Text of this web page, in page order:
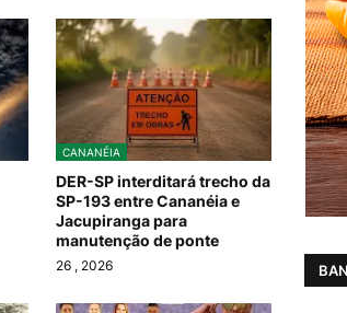
CANANÉIA
DER-SP interditará trecho da
SP-193 entre Cananéia e
Jacupiranga para
manutenção de ponte
26 , 2026